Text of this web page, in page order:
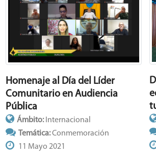
Homenaje al Día del Líder
Comunitario en Audiencia
Pública
Ámbito: Internacional
Temática:Conmemoración
11 Mayo 2021